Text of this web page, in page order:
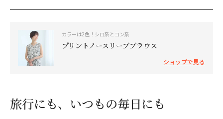
カラーは2色！シロ系とコン系
プリントノースリーブブラウス
ショップで見る
旅行にも、いつもの毎日にも